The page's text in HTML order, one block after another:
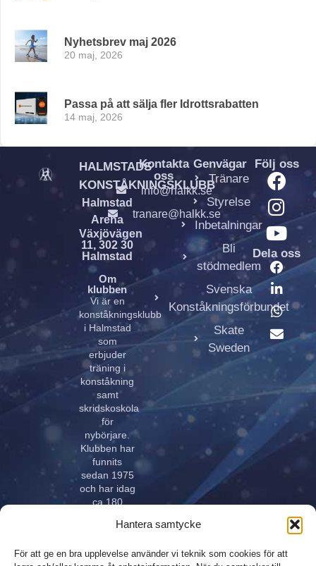
Hantera samtycke
För att ge en bra upplevelse använder vi teknik som cookies för att
Nyhetsbrev maj 2026
20 maj, 2026
Passa på att sälja fler Idrottsrabatten
14 maj, 2026
HALMSTADS
KONSTÅKNINGSKLUBB
Halmstad
Arena
Växjövägen
11, 302 30
Halmstad
Om
klubben
Vi är en
konståkningsklubb
i Halmstad
som
erbjuder
träning i
konståkning
samt
skridskoskola
för
nybörjare.
Klubben har
funnits
sedan 1975
och har idag
ca 180
i alla åldrar.
innehar
Kontakta
oss
info@halkk.se
tranare@halkk.se
Genvägar
Tränare
Styrelse
Inbetalningar
Bli
stödmedlem
Svenska
Konståkningsförbundet
Skate
Sweden
Följ oss
Dela oss